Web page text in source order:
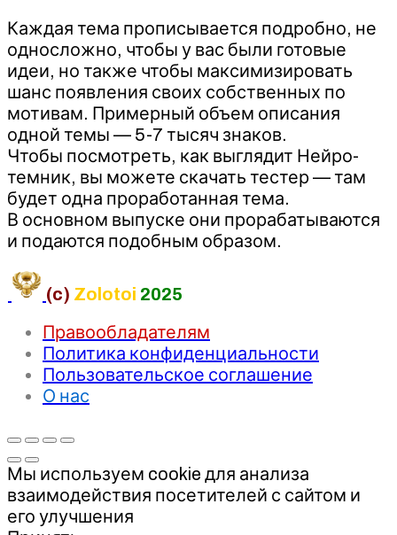
Каждая тема прописывается подробно, не
односложно, чтобы у вас были готовые
идеи, но также чтобы максимизировать
шанс появления своих собственных по
мотивам. Примерный объем описания
одной темы — 5-7 тысяч знаков.
Чтобы посмотреть, как выглядит Нейро-
темник, вы можете скачать тестер — там
будет одна проработанная тема.
В основном выпуске они прорабатываются
и подаются подобным образом.
(c) Zolotoi 2025
Правообладателям
Политика конфиденциальности
Пользовательское соглашение
О нас
Мы используем cookie для анализа
взаимодействия посетителей с сайтом и
его улучшения